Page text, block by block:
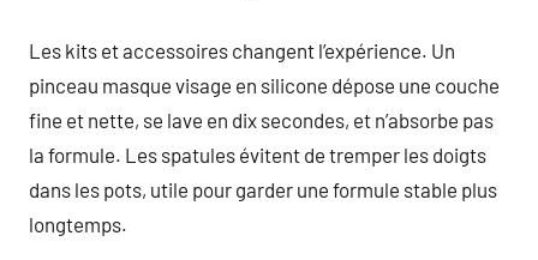
Les kits et accessoires changent l’expérience. Un
pinceau masque visage en silicone dépose une couche
fine et nette, se lave en dix secondes, et n’absorbe pas
la formule. Les spatules évitent de tremper les doigts
dans les pots, utile pour garder une formule stable plus
longtemps.